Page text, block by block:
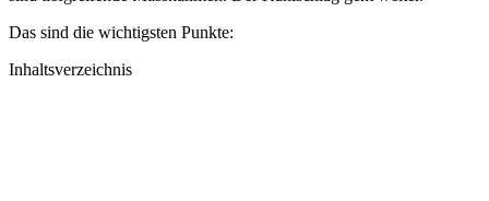
Das sind die wichtigsten Punkte:
Inhaltsverzeichnis